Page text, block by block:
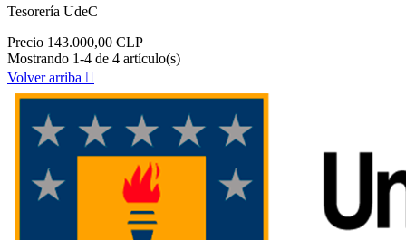
Tesorería UdeC
Precio 143.000,00 CLP
Mostrando 1-4 de 4 artículo(s)
Volver arriba 